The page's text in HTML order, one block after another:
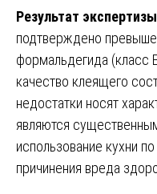
Результат
подтверждено
формальдегида (класс
качество клеящего
недостатки носят
являются
использование кухни
причинения вреда